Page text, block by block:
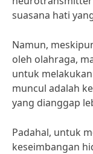
suasana hati
Namun,
oleh olahraga,
untuk
muncul adalah
yang dianggap
Padahal, untuk
keseimbangan